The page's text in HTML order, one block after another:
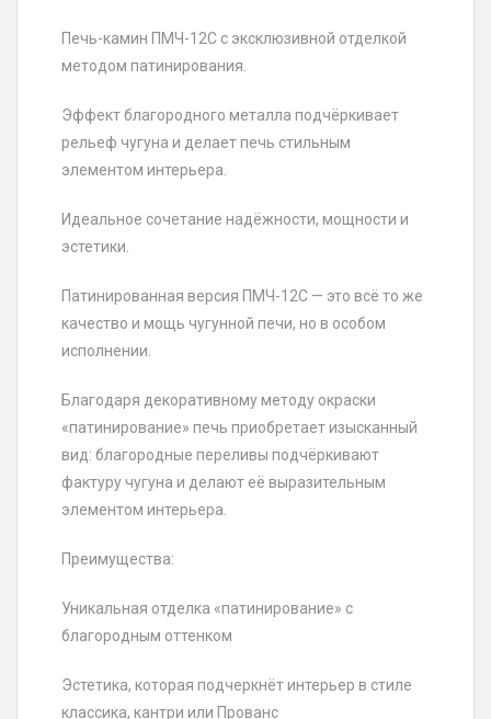
Печь-камин ПМЧ-12С с эксклюзивной отделкой
методом патинирования.
Эффект благородного металла подчёркивает
рельеф чугуна и делает печь стильным
элементом интерьера.
Идеальное сочетание надёжности, мощности и
эстетики.
Патинированная версия ПМЧ-12С — это всё то же
качество и мощь чугунной печи, но в особом
исполнении.
Благодаря декоративному методу окраски
«патинирование» печь приобретает изысканный
вид: благородные переливы подчёркивают
фактуру чугуна и делают её выразительным
элементом интерьера.
Преимущества:
Уникальная отделка «патинирование» с
благородным оттенком
Эстетика, которая подчеркнёт интерьер в стиле
классика, кантри или Прованс